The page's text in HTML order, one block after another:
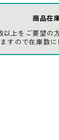
商品在
以上をご要望の
すので在庫数